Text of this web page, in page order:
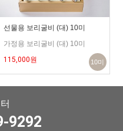
선물용 보리굴비 (대) 10미
가정용 보리굴비 (대) 10미
115,000원
10미
9292